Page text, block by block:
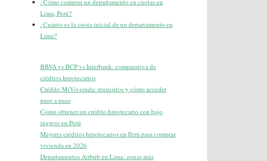
¿Cómo comprar un departamento en cuotas en
Lima, Perú?
¿Cuánto es la cuota inicial de un departamento en
Lima?
BBVA vs BCP vs Interbank: comparativa de
créditos hipotecarios
Crédito MiVivienda: requisitos y cómo acceder
paso a paso
Cómo obtener un crédito hipotecario con bajo
ingreso en Perú
Mejores créditos hipotecarios en Perú para comprar
vivienda en 2026
Departamentos Airbnb en Lima: zonas más